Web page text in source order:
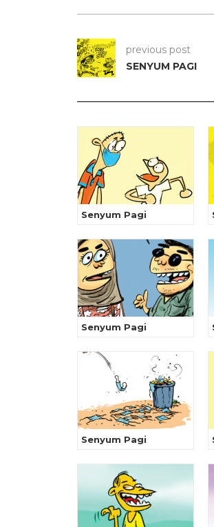
previous post
SENYUM PAGI
Senyum Pagi
Senyum Pagi
Senyum Pagi